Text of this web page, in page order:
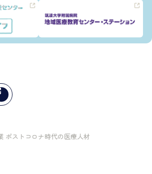
ポストコロナ時代の医療人材